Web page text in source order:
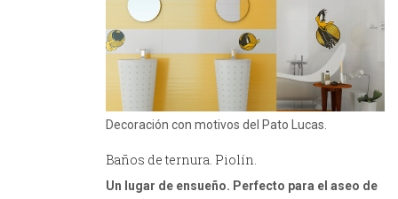
Decoración con motivos del Pato Lucas.
Baños de ternura. Piolín.
Un lugar de ensueño. Perfecto para el aseo de